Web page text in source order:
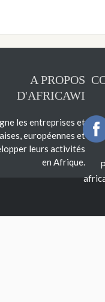
A PROPOS
D'AFRICAWI
les entreprises et
européennes et
leurs activités
en Afrique.